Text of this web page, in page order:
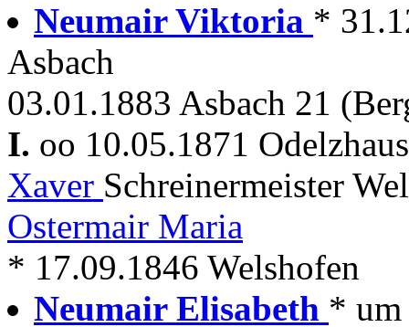
Neumair Viktoria *
Asbach
03.01.1883 Asbach 21
I. oo 10.05.1871
Xaver Schreinermeister
Ostermair Maria
* 17.09.1846 Welshofen
Neumair Elisabeth * um